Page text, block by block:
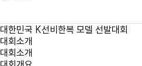
대한민국 K선비한복 모델 선발대회
대회소개
대회소개